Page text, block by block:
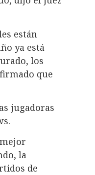
están
ya está
los
que
jugadoras
la
de